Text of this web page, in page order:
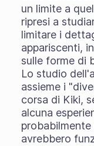
un limite a
ripresi a
limitare i
appariscenti,
sulle forme di
Lo studio
assieme i
corsa di Kiki,
alcuna
avrebbero